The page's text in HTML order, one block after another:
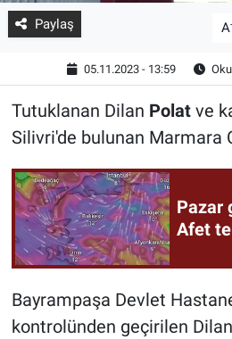
Paylaş A-
05.11.2023 - 13:59
Tutuklanan Dilan Polatve
Silivri'de bulunan Marmara
Pazar
Afet
Bayrampaşa Devlet
kontrolünden geçirilen Dilan